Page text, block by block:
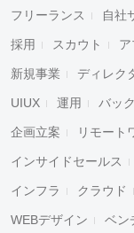
フリーランス 自社
採用 スカウト ア
新規事業 ディレク
UIUX 運用 バッ
企画立案 リモート
インサイドセールス
インフラ クラウド
WEBデザイン ベン